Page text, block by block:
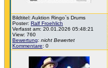
Bildtitel: Auktion Ringo`s Drums
Poster: Ralf Froehlich
Verfasst am: 20.01.2026 05:48:21
View: 760
Bewertung: nicht Bewertet
Kommentare: 0